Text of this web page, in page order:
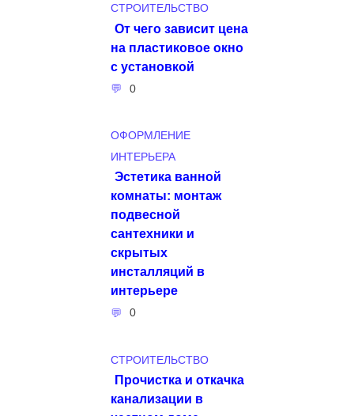
СТРОИТЕЛЬСТВО
От чего зависит цена
на пластиковое окно
с установкой
0
ОФОРМЛЕНИЕ
ИНТЕРЬЕРА
Эстетика ванной
комнаты: монтаж
подвесной
сантехники и
скрытых
инсталляций в
интерьере
0
СТРОИТЕЛЬСТВО
Прочистка и откачка
канализации в